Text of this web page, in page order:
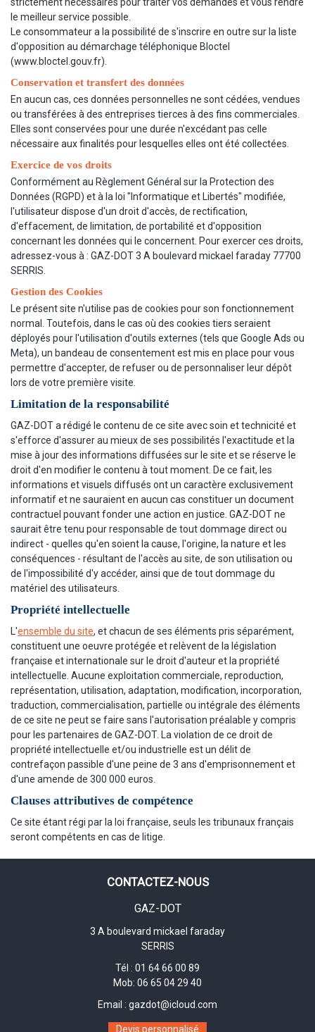
le meilleur service possible.
Le consommateur a la possibilité de s'inscrire en outre sur la liste
d'opposition au démarchage téléphonique Bloctel
(www.bloctel.gouv.fr).
Conservation et transfert des données
En aucun cas, ces données personnelles ne sont cédées, vendues
ou transférées à des entreprises tierces à des fins commerciales.
Elles sont conservées pour une durée n'excédant pas celle
nécessaire aux finalités pour lesquelles elles ont été collectées.
Exercice de vos droits
Conformément au Règlement Général sur la Protection des
Données (RGPD) et à la loi "Informatique et Libertés" modifiée,
l'utilisateur dispose d'un droit d'accès, de rectification,
d'effacement, de limitation, de portabilité et d'opposition
concernant les données qui le concernent. Pour exercer ces droits,
adressez-vous à : GAZ-DOT 3 A boulevard mickael faraday 77700
SERRIS.
Gestion des Cookies
Le présent site n'utilise pas de cookies pour son fonctionnement
normal. Toutefois, dans le cas où des cookies tiers seraient
déployés pour l'utilisation d'outils externes (tels que Google Ads ou
Meta), un bandeau de consentement est mis en place pour vous
permettre d'accepter, de refuser ou de personnaliser leur dépôt
lors de votre première visite.
Limitation de la responsabilité
GAZ-DOT a rédigé le contenu de ce site avec soin et technicité et
s'efforce d'assurer au mieux de ses possibilités l'exactitude et la
mise à jour des informations diffusées sur le site et se réserve le
droit d'en modifier le contenu à tout moment. De ce fait, les
informations et visuels diffusés ont un caractère exclusivement
informatif et ne sauraient en aucun cas constituer un document
contractuel pouvant fonder une action en justice. GAZ-DOT ne
saurait être tenu pour responsable de tout dommage direct ou
indirect - quelles qu'en soient la cause, l'origine, la nature et les
conséquences - résultant de l'accès au site, de son utilisation ou
de l'impossibilité d'y accéder, ainsi que de tout dommage du
matériel des utilisateurs.
Propriété intellectuelle
L'ensemble du site, et chacun de ses éléments pris séparément,
constituent une oeuvre protégée et relèvent de la législation
française et internationale sur le droit d'auteur et la propriété
intellectuelle. Aucune exploitation commerciale, reproduction,
représentation, utilisation, adaptation, modification, incorporation,
traduction, commercialisation, partielle ou intégrale des éléments
de ce site ne peut se faire sans l'autorisation préalable y compris
pour les partenaires de GAZ-DOT. La violation de ce droit de
propriété intellectuelle et/ou industrielle est un délit de
contrefaçon passible d'une peine de 3 ans d'emprisonnement et
d'une amende de 300 000 euros.
Clauses attributives de compétence
Ce site étant régi par la loi française, seuls les tribunaux français
seront compétents en cas de litige.
CONTACTEZ-NOUS
GAZ-DOT
3 A boulevard mickael faraday
SERRIS
Tél : 01 64 66 00 89
Mob: 06 65 04 29 40
Email : gazdot@icloud.com
Devis personnalisé